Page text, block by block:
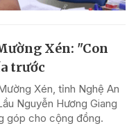
Xén: "Con
trước
Xén, tỉnh Nghệ An
Nguyễn Hương Giang
góp cho cộng đồng.